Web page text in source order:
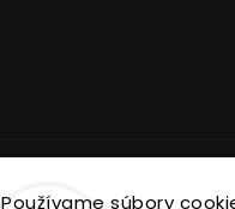
Používame súbory